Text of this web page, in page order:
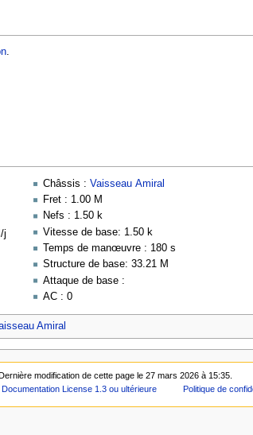
.
j
Châssis :Vaisseau Amiral
Fret : 1.00 M
Nefs : 1.50 k
Vitesse de base: 1.50 k
Temps de manœuvre : 180 s
Structure de base: 33.21 M
Attaque de base :
AC : 0
Amiral
modification de cette page le 27 mars 2026 à 15:35.
License 1.3 ou ultérieure Politique de